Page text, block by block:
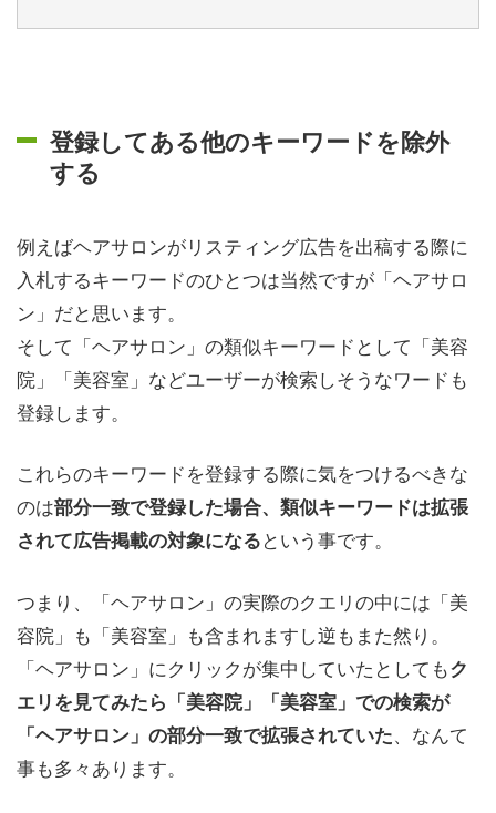
登録してある他のキーワードを除外
する
例えばヘアサロンがリスティング広告を出稿する際に
入札するキーワードのひとつは当然ですが「ヘアサロ
ン」だと思います。
そして「ヘアサロン」の類似キーワードとして「美容
院」「美容室」などユーザーが検索しそうなワードも
登録します。
これらのキーワードを登録する際に気をつけるべきな
のは部分一致で登録した場合、類似キーワードは拡張
されて広告掲載の対象になるという事です。
つまり、「ヘアサロン」の実際のクエリの中には「美
容院」も「美容室」も含まれますし逆もまた然り。
「ヘアサロン」にクリックが集中していたとしてもク
エリを見てみたら「美容院」「美容室」での検索が
「ヘアサロン」の部分一致で拡張されていた、なんて
事も多々あります。